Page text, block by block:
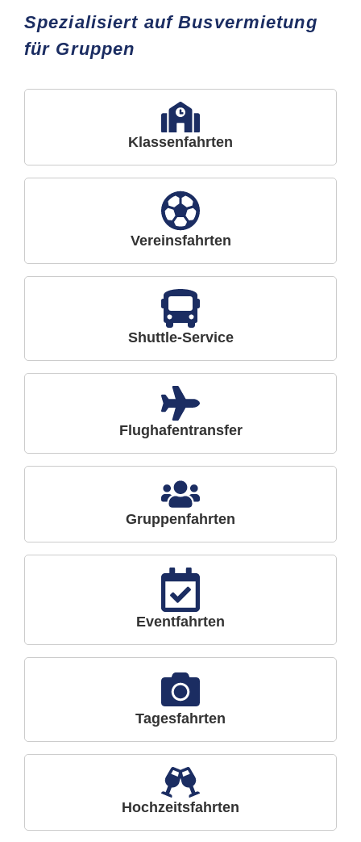
Spezialisiert auf Busvermietung
für Gruppen
Klassenfahrten
Vereinsfahrten
Shuttle-Service
Flughafentransfer
Gruppenfahrten
Eventfahrten
Tagesfahrten
Hochzeitsfahrten